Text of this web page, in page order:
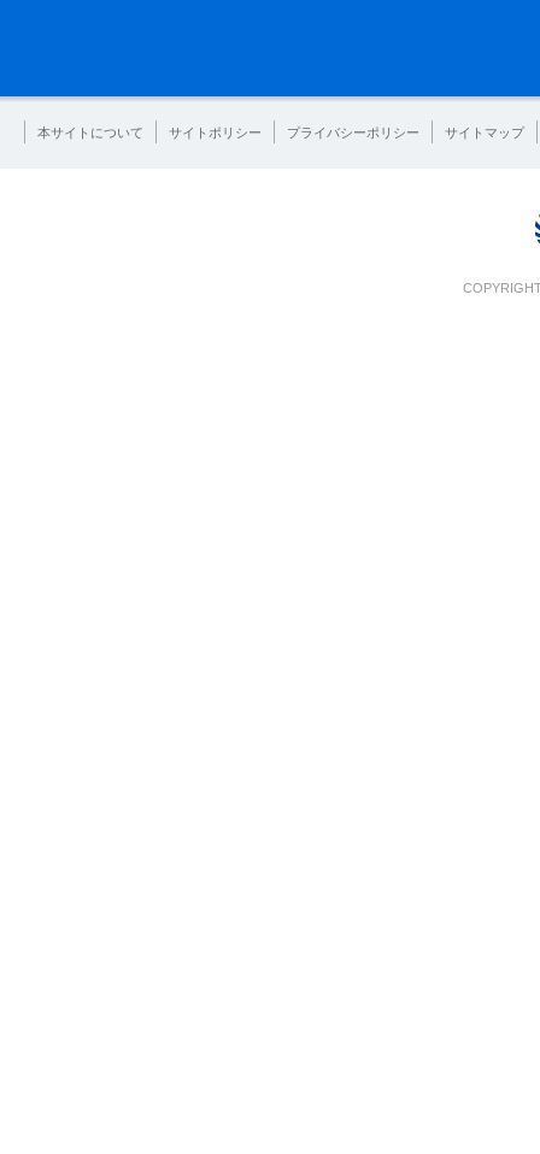
本サイトについて サイトポリシー プライバシーポリシー サイトマップ